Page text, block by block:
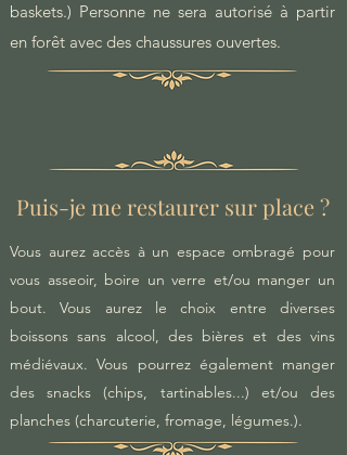
baskets.) Personne ne sera autorisé à partir
en forêt avec des chaussures ouvertes.
Puis-je me restaurer sur place ?
Vous aurez accès à un espace ombragé pour
vous asseoir, boire un verre et/ou manger un
bout. Vous aurez le choix entre diverses
boissons sans alcool, des bières et des vins
médiévaux. Vous pourrez également manger
des snacks (chips, tartinables...) et/ou des
planches (charcuterie, fromage, légumes.).